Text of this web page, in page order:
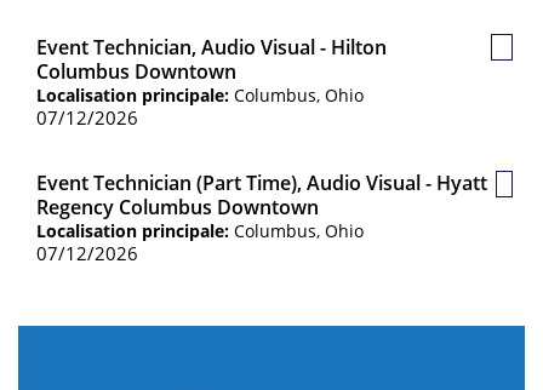
Event Technician, Audio Visual - Hilton
Columbus Downtown
Localisation principale: Columbus, Ohio
07/12/2026
Event Technician (Part Time), Audio Visual - Hyatt
Regency Columbus Downtown
Localisation principale: Columbus, Ohio
07/12/2026